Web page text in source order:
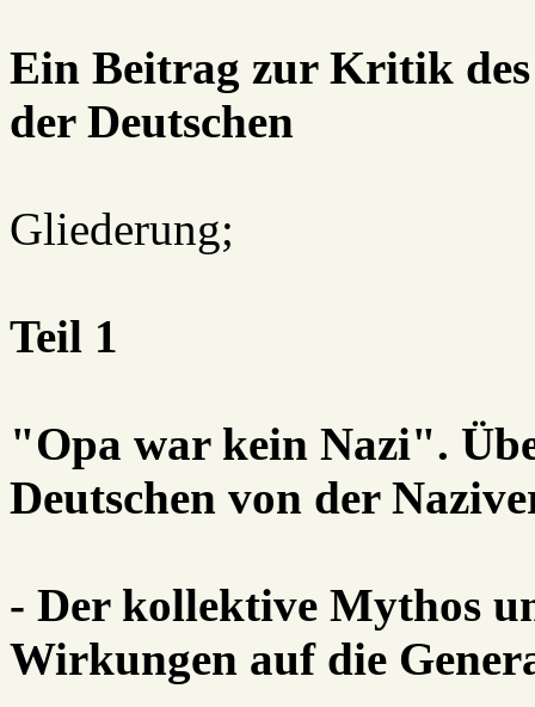
Ein Beitrag zur Kritik
der Deutschen
Gliederung;
Teil 1
"Opa war kein Nazi".
Deutschen von der
- Der kollektive Mythos
Wirkungen auf die